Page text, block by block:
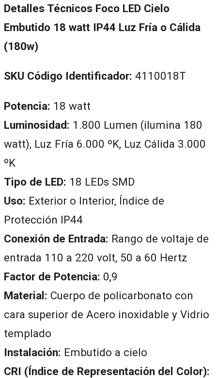
Detalles Técnicos Foco LED Cielo
Embutido 18 watt IP44 Luz Fría o Cálida
(180w)
SKU Código Identificador: 4110018T
Potencia: 18 watt
Luminosidad: 1.800 Lumen (ilumina 180
watt), Luz Fría 6.000 ºK, Luz Cálida 3.000
ºK
Tipo de LED: 18 LEDs SMD
Uso: Exterior o Interior, Índice de
Protección IP44
Conexión de Entrada: Rango de voltaje de
entrada 110 a 220 volt, 50 a 60 Hertz
Factor de Potencia: 0,9
Material: Cuerpo de policarbonato con
cara superior de Acero inoxidable y Vidrio
templado
Instalación: Embutido a cielo
CRI (Índice de Representación del Color):